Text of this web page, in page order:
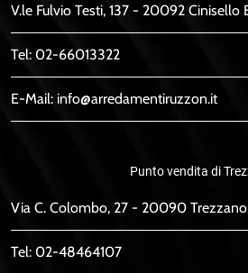
V.le Fulvio Testi, 137 - 20092 Cinisello
Tel: 02-66013322
E-Mail: info@arredamentiruzzon.it
Punto vendita di
Via C. Colombo, 27 - 20090
Tel: 02-48464107